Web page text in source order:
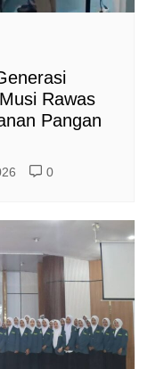
Rawas
Pangan
0